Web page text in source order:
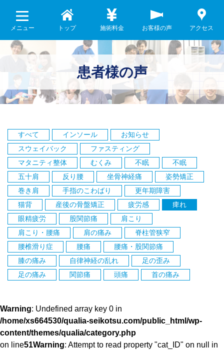
メニュー トップ 施術料金 お客様の声 アクセス
患者様の声
すべて インソール
お知らせ
スウェイバック
ファスティング
マタニティ整体
むくみ 不眠
不眠
五十肩
反り腰 坐骨神経痛
姿勢矯正
巻き肩
手指のこわばり
更年期障害
猫背
産後の骨盤矯正 疲労感
痺れ
眼精疲労
股関節痛
肩こり
肩こり・腰痛
肩の痛み
脊柱管狭窄
腰椎滑り症
腰痛
腰痛・股関節痛
膝の痛み
自律神経の乱れ
足の歪み
足の痛み
関節痛 頭痛 首の痛み
Warning: Undefined array key 0 in
/home/xs664530/qualia-seikotsu.com/public_html/wp-
content/themes/qualia/category.php
on line51Warning: Attempt to read property "cat_ID" on null in